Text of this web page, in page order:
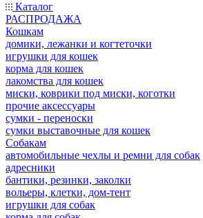
Каталог
РАСПРОДАЖА
Кошкам
домики, лежанки и когтеточки
игрушки для кошек
корма для кошек
лакомства для кошек
миски, коврики под миски, коготки
прочие аксессуары
сумки - переноски
сумки выставочные для кошек
Собакам
автомобильные чехлы и ремни для собак
адресники
бантики, резинки, заколки
вольеры, клетки, дом-тент
игрушки для собак